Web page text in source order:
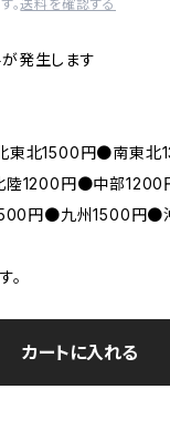
。送料を確認する
発生します
北1500円●南東北
1200円●中部
円●九州1500円●
。
カートに入れる